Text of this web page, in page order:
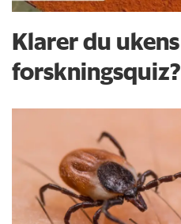
Klarer du ukens
forskningsquiz?